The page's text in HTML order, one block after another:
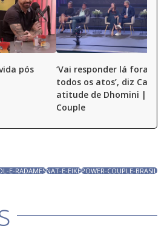
pós
‘Vai responder lá fora por
todos os atos’, diz Carol
atitude de Dhomini |
Couple
E-RADAMESNAT-E-EIKEPOWER-COUPLE-BRASIL